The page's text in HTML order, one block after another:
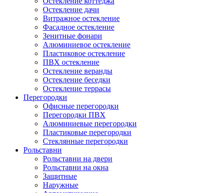
Остекление дачи
Витражное остекление
Фасадное остекление
Зенитные фонари
Алюминиевое остекление
Пластиковое остекление
ПВХ остекление
Остекление веранды
Остекление беседки
Остекление террасы
Перегородки
Офисные перегородки
Перегородки ПВХ
Алюминиевые перегородки
Пластиковые перегородки
Стеклянные перегородки
Рольставни
Рольставни на двери
Рольставни на окна
Защитные
Наружные